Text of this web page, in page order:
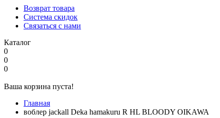
Возврат товара
Система скидок
Связаться с нами
Каталог
0
0
0
Ваша корзина пуста!
Главная
воблер jackall Deka hamakuru R HL BLOODY OIKAWA